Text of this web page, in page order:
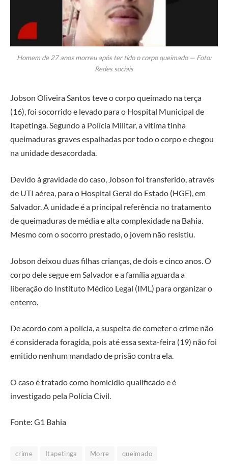
Homem de 27 anos morreu após ter tido o corpo queimado — Foto:
Redes sociais
Jobson Oliveira Santos teve o corpo queimado na terça
(16), foi socorrido e levado para o Hospital Municipal de
Itapetinga. Segundo a Polícia Militar, a vítima tinha
queimaduras graves espalhadas por todo o corpo e chegou
na unidade desacordada.
Devido à gravidade do caso, Jobson foi transferido, através
de UTI aérea, para o Hospital Geral do Estado (HGE), em
Salvador. A unidade é a principal referência no tratamento
de queimaduras de média e alta complexidade na Bahia.
Mesmo com o socorro prestado, o jovem não resistiu.
Jobson deixou duas filhas crianças, de dois e cinco anos. O
corpo dele segue em Salvador e a família aguarda a
liberação do Instituto Médico Legal (IML) para organizar o
enterro.
De acordo com a polícia, a suspeita de cometer o crime não
é considerada foragida, pois até essa sexta-feira (19) não foi
emitido nenhum mandado de prisão contra ela.
O caso é tratado como homicídio qualificado e é
investigado pela Polícia Civil.
Fonte: G1 Bahia
crime Itapetinga Morre queimado